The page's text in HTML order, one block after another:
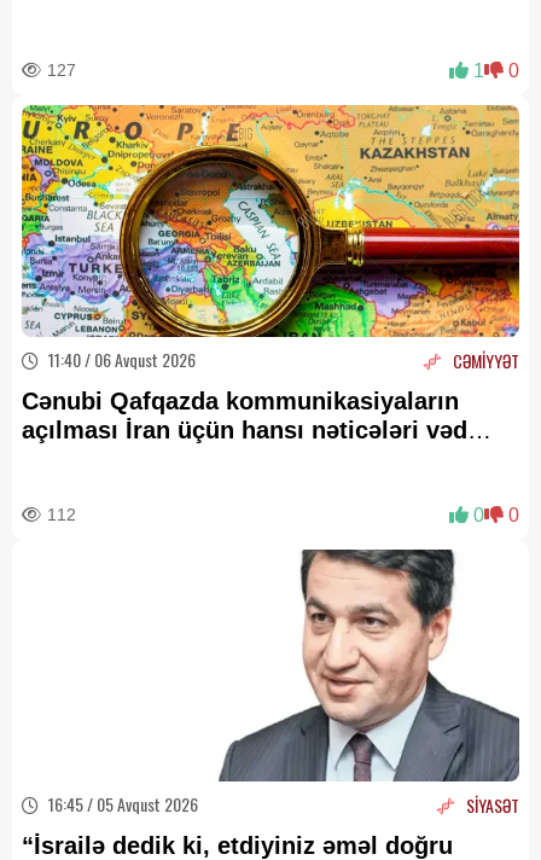
127 1 0
11:40 / 06 Avqust 2026 CƏMİYYƏT
Cənubi Qafqazda kommunikasiyaların
açılması İran üçün hansı nəticələri vəd
112 0 0
16:45 / 05 Avqust 2026 SİYASƏT
“İsrailə dedik ki, etdiyiniz əməl doğru